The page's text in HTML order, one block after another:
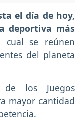
el día de hoy,
deportiva más
se reúnen
del planeta
de los Juegos
mayor cantidad